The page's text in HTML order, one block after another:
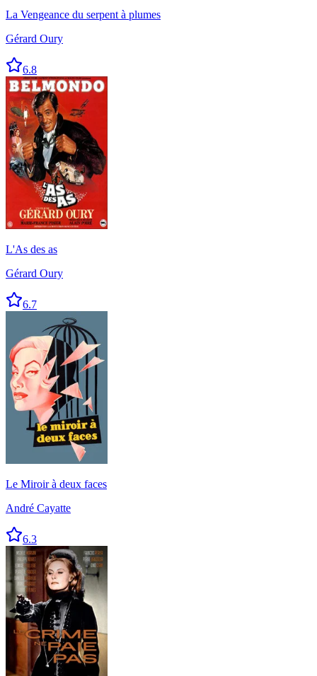
La Vengeance du serpent à plumes
Gérard Oury
6.8
L'As des as
Gérard Oury
6.7
Le Miroir à deux faces
André Cayatte
6.3